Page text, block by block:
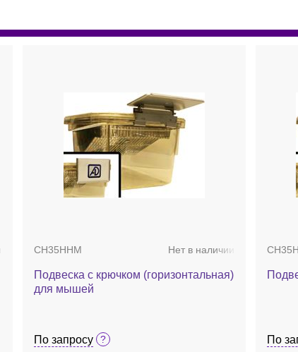
CH35HHM Нет в наличии
Подвеска с крючком (горизонтальная)
для мышей
По запросу По